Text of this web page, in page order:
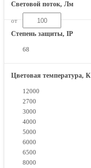
Световой поток, Лм
от
Степень защиты, IP
68
Цветовая температура, К
12000
2700
3000
4000
5000
6000
6500
8000